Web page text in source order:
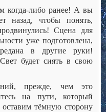
когда-либо ранее! А вы
назад, чтобы понять,
Сцена для
уже подготовлена,
в другие руки!
будет сиять в свою
прежде, чем это
на пути, который
тёмную сторону